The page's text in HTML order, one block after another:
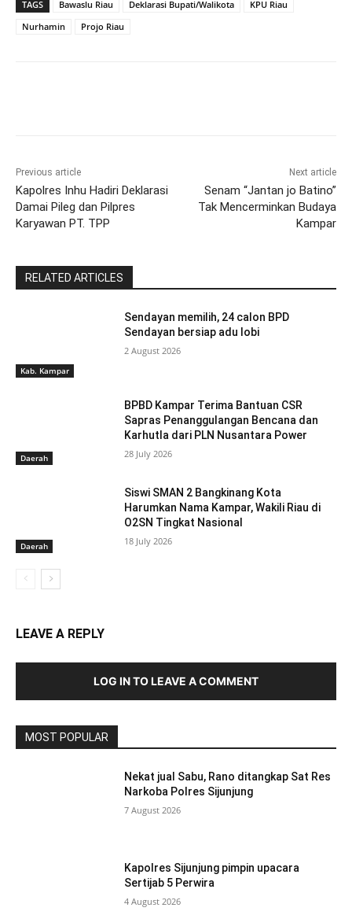
TAGS Bawaslu Riau Deklarasi Bupati/Walikota
KPU Riau
Nurhamin
Projo Riau
Previous article
Kapolres Inhu Hadiri Deklarasi
Damai Pileg dan Pilpres
Karyawan PT. TPP
Next article
Senam “Jantan jo Batino”
Tak Mencerminkan Budaya
Kampar
RELATED ARTICLES
Kab. Kampar
Sendayan memilih, 24 calon BPD
Sendayan bersiap adu lobi
2 August 2026
Daerah
BPBD Kampar Terima Bantuan CSR
Sapras Penanggulangan Bencana dan
Karhutla dari PLN Nusantara Power
28 July 2026
Daerah
Siswi SMAN 2 Bangkinang Kota
Harumkan Nama Kampar, Wakili Riau di
O2SN Tingkat Nasional
18 July 2026
LEAVE A REPLY
LOG IN TO LEAVE A COMMENT
MOST POPULAR
Nekat jual Sabu, Rano ditangkap Sat Res
Narkoba Polres Sijunjung
7 August 2026
Kapolres Sijunjung pimpin upacara
Sertijab 5 Perwira
4 August 2026